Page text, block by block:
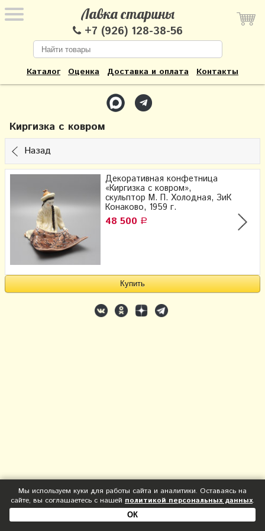
Лавка старины
+7 (926) 128-38-56
Каталог Оценка Доставка и оплата Контакты
Киргизка с ковром
Назад
Декоративная конфетница
«Киргизка с ковром»,
скульптор М. П. Холодная, ЗиК
Конаково, 1959 г.
48 500 Р
Мы используем куки для работы сайта и аналитики. Оставаясь на
сайте, вы соглашаетесь с нашей политикой персональных данных.
ОК